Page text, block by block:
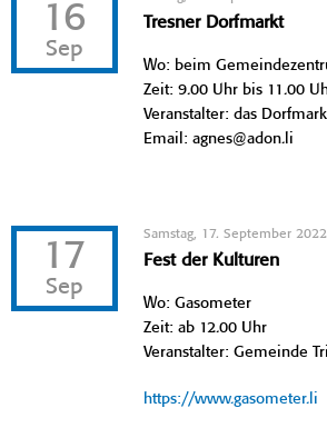
16
Sep
Tresner Dorfmarkt
Wo: beim
Zeit: 9.00 Uhr bis 11.00
Veranstalter: das
Email: agnes@adon.li
17
Sep
Samstag, 17. September 2022
Fest der Kulturen
Wo: Gasometer
Zeit: ab 12.00 Uhr
Veranstalter: Gemeinde
https://www.gasometer.li